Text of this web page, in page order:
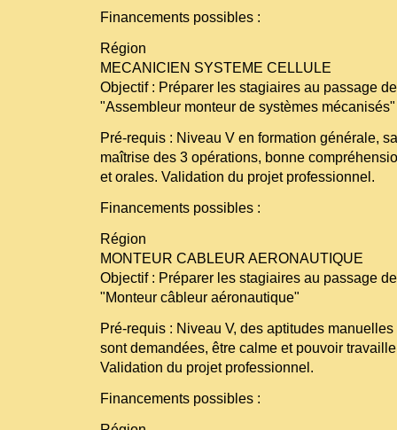
Financements possibles :
Région
MECANICIEN SYSTEME CELLULE
Objectif : Préparer les stagiaires au passage
"Assembleur monteur de systèmes mécanisés"
Pré-requis : Niveau V en formation générale,
maîtrise des 3 opérations, bonne
et orales. Validation du projet professionnel.
Financements possibles :
Région
MONTEUR CABLEUR AERONAUTIQUE
Objectif : Préparer les stagiaires au passage
"Monteur câbleur aéronautique"
Pré-requis : Niveau V, des aptitudes
sont demandées, être calme et pouvoir
Validation du projet professionnel.
Financements possibles :